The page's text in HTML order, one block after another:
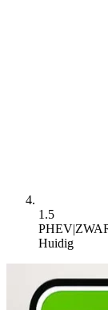
1.5
Huidig